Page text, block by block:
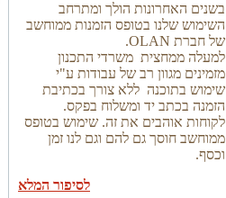
בשנים האחרונות הולך ומתרחב
השימוש שלנו בטופס הזמנות ממוחשב
של חברת OLAN.
למעלה ממחצית משרדי התכנון
מזמינים מגוון רב של עבודות ע"י
שימוש בתוכנה ללא צורך בכתיבת
הזמנה בכתב יד ומשלוח בפקס.
לקוחות אוהבים את זה. שימוש בטופס
ממוחשב חוסך גם להם וגם לנו זמן
וכסף.
לסיפור המלא